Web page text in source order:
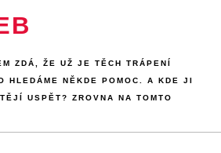
ZDÁ, ŽE UŽ JE TĚCH TRÁPENÍ
HLEDÁME NĚKDE POMOC. A KDE JI
USPĚT? ZROVNA NA TOMTO